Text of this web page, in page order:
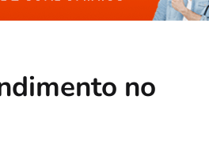
no